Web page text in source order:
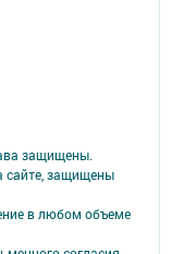
защищены.
защищены
в любом объеме